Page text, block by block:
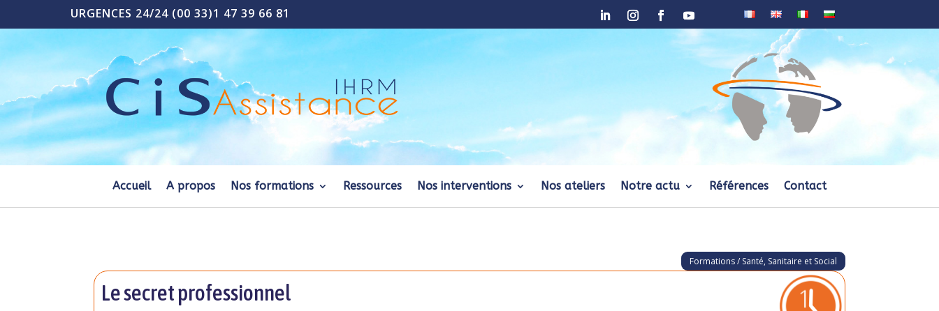
URGENCES 24/24 (00 33)1 47 39 66 81
Accueil A propos Nos formations Ressources Nos interventions Nos ateliers Notre actu Références Contact
Formations / Santé, Sanitaire et Social
Le secret professionnel